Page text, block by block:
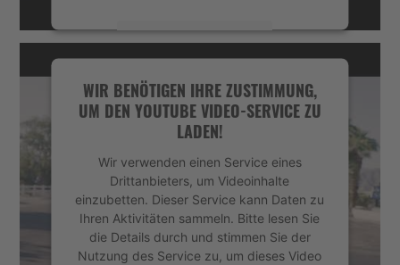
Akzeptieren
powered byUsercentrics Consent
Management Platform
WIR BENÖTIGEN IHRE ZUSTIMMUNG,
UM DEN YOUTUBE VIDEO-SERVICE ZU
LADEN!
Wir verwenden einen Service eines
Drittanbieters, um Videoinhalte
einzubetten. Dieser Service kann Daten zu
Ihren Aktivitäten sammeln. Bitte lesen Sie
die Details durch und stimmen Sie der
Nutzung des Service zu, um dieses Video